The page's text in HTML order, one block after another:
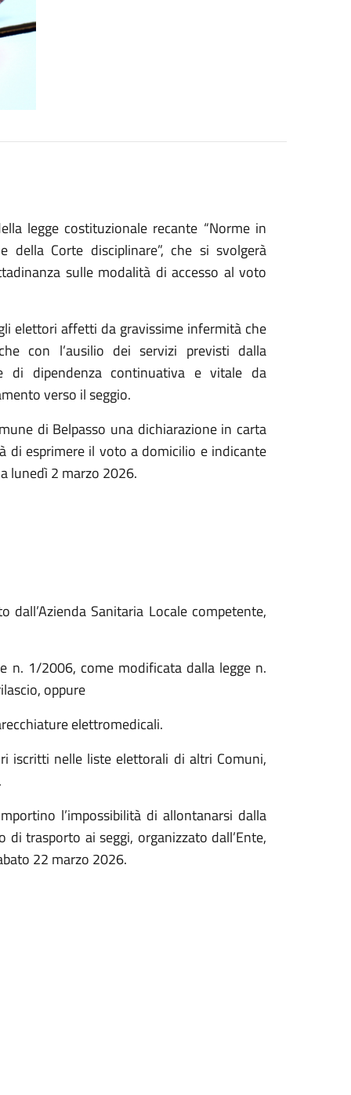
legge costituzionale recante “Norme in
Corte disciplinare”, che si svolgerà
sulle modalità di accesso al voto
elettori affetti da gravissime infermità che
con l’ausilio dei servizi previsti dalla
di dipendenza continuativa e vitale da
verso il seggio.
di Belpasso una dichiarazione in carta
di esprimere il voto a domicilio e indicante
lunedì 2 marzo 2026.
Sanitaria Locale competente,
n. 1/2006, come modificata dalla legge n.
oppure
elettromedicali.
iscritti nelle liste elettorali di altri Comuni,
l’impossibilità di allontanarsi dalla
trasporto ai seggi, organizzato dall’Ente,
22 marzo 2026.